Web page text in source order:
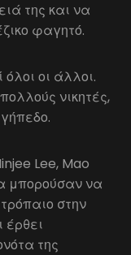
της και να
φαγητό.
όλοι οι άλλοι.
νικητές,
Lee, Mao
μπορούσαν να
στην
έρθει
της